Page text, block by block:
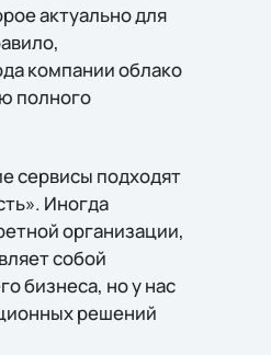
актуально для
компании облако
полного
сервисы подходят
Иногда
организации,
собой
бизнеса, но у нас
решений